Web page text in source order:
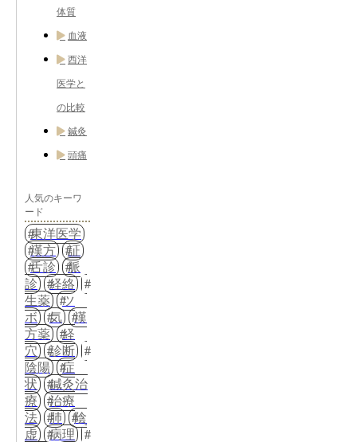
体質
血液
西洋
医学と
の比較
鍼灸
頭痛
人気のキーワ
ード
東洋医学
漢方
証
舌診
脈
診
経絡
生薬
ツ
ボ
気
漢
方薬
経
穴
診断
陰陽
症
状
鍼灸治
療
治療
法
肺
陰
虚
病理